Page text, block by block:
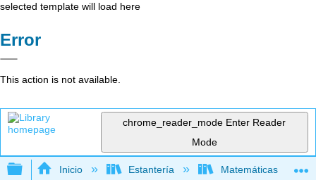
selected template will load here
Error
This action is not available.
chrome_reader_mode Enter Reader
Mode
Expandir/contraer jerarquía global
Inicio Estantería Matemáticas